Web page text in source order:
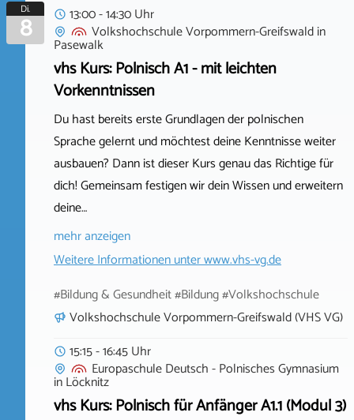
Di.
8
13:00 - 14:30 Uhr
Volkshochschule Vorpommern-Greifswaldin
Pasewalk
vhs Kurs: Polnisch A1 - mit leichten
Vorkenntnissen
Du hast bereits erste Grundlagen der polnischen
Sprache gelernt und möchtest deine Kenntnisse weiter
ausbauen? Dann ist dieser Kurs genau das Richtige für
dich! Gemeinsam festigen wir dein Wissen und erweitern
deine…
mehr anzeigen
Weitere Informationen unterwww.vhs-vg.de
#Bildung & Gesundheit #Bildung #Volkshochschule
Volkshochschule Vorpommern-Greifswald (VHS VG)
15:15 - 16:45 Uhr
Europaschule Deutsch - Polnisches Gymnasium
inLöcknitz
vhs Kurs: Polnisch für Anfänger A1.1 (Modul 3)